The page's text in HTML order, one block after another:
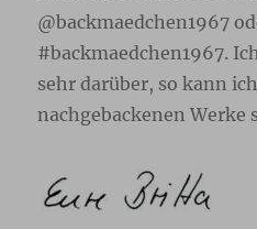
@backmaedchen1967
#backmaedchen1967.
sehr darüber, so kann
nachgebackenen Werke